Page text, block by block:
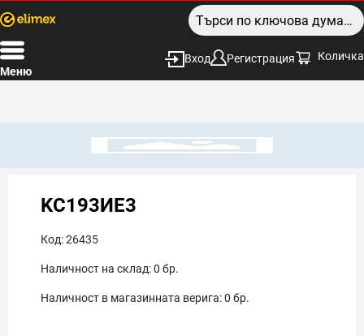
Меню
Вход Регистрация Количка
KC193ИЕ3
Код:26435
Наличност на склад:0 бр.
Наличност в магазинната верига:0 бр.